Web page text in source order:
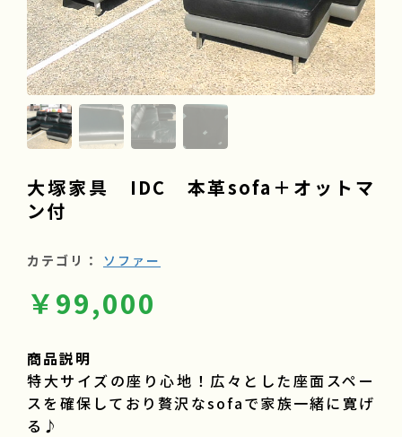
大塚家具 IDC 本革sofa＋オットマ
ン付
カテゴリ： ソファー
￥99,000
商品説明
特大サイズの座り心地！広々とした座面スペー
スを確保しており贅沢なsofaで家族一緒に寛げ
る♪
会社情報
採用情報